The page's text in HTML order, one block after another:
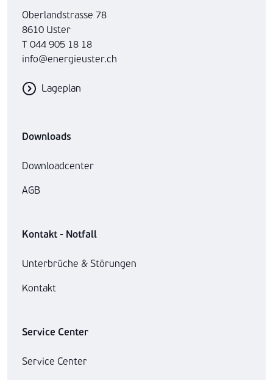
Oberlandstrasse 78
8610 Uster
T 044 905 18 18
info@energieuster.ch
Lageplan
Downloads
Downloadcenter
AGB
Kontakt - Notfall
Unterbrüche & Störungen
Kontakt
Service Center
Service Center